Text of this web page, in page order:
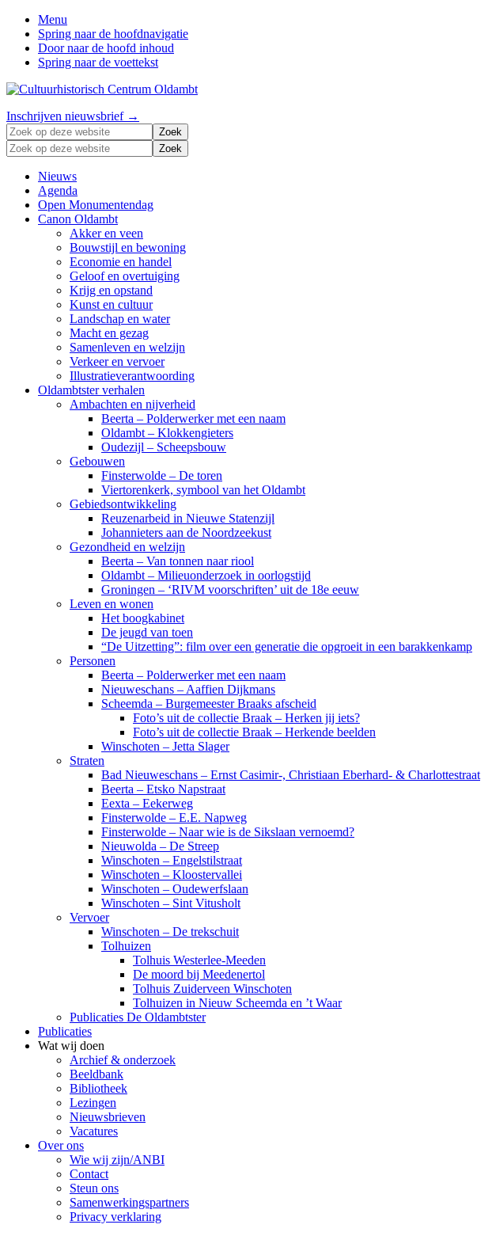
Menu
Spring naar de hoofdnavigatie
Door naar de hoofd inhoud
Spring naar de voettekst
Zonder
verleden
geen
toekomst
Header
Right
Inschrijven nieuwsbrief →
Zoek
op
deze
website
Zoek
op
deze
website
Nieuws
Agenda
Open Monumentendag
Canon Oldambt
Akker en veen
Bouwstijl en bewoning
Economie en handel
Geloof en overtuiging
Krijg en opstand
Kunst en cultuur
Landschap en water
Macht en gezag
Samenleven en welzijn
Verkeer en vervoer
Illustratieverantwoording
Oldambtster verhalen
Ambachten en nijverheid
Beerta – Polderwerker met een naam
Oldambt – Klokkengieters
Oudezijl – Scheepsbouw
Gebouwen
Finsterwolde – De toren
Viertorenkerk, symbool van het Oldambt
Gebiedsontwikkeling
Reuzenarbeid in Nieuwe Statenzijl
Johannieters aan de Noordzeekust
Gezondheid en welzijn
Beerta – Van tonnen naar riool
Oldambt – Milieuonderzoek in oorlogstijd
Groningen – ‘RIVM voorschriften’ uit de 18e eeuw
Leven en wonen
Het boogkabinet
De jeugd van toen
“De Uitzetting”: film over een generatie die opgroeit in een barakkenkamp
Personen
Beerta – Polderwerker met een naam
Nieuweschans – Aaffien Dijkmans
Scheemda – Burgemeester Braaks afscheid
Foto’s uit de collectie Braak – Herken jij iets?
Foto’s uit de collectie Braak – Herkende beelden
Winschoten – Jetta Slager
Straten
Bad Nieuweschans – Ernst Casimir-, Christiaan Eberhard- & Charlottestraat
Beerta – Etsko Napstraat
Eexta – Eekerweg
Finsterwolde – E.E. Napweg
Finsterwolde – Naar wie is de Sikslaan vernoemd?
Nieuwolda – De Streep
Winschoten – Engelstilstraat
Winschoten – Kloostervallei
Winschoten – Oudewerfslaan
Winschoten – Sint Vitusholt
Vervoer
Winschoten – De trekschuit
Tolhuizen
Tolhuis Westerlee-Meeden
De moord bij Meedenertol
Tolhuis Zuiderveen Winschoten
Tolhuizen in Nieuw Scheemda en ’t Waar
Publicaties De Oldambtster
Publicaties
Wat wij doen
Archief & onderzoek
Beeldbank
Bibliotheek
Lezingen
Nieuwsbrieven
Vacatures
Over ons
Wie wij zijn/ANBI
Contact
Steun ons
Samenwerkingspartners
Privacy verklaring